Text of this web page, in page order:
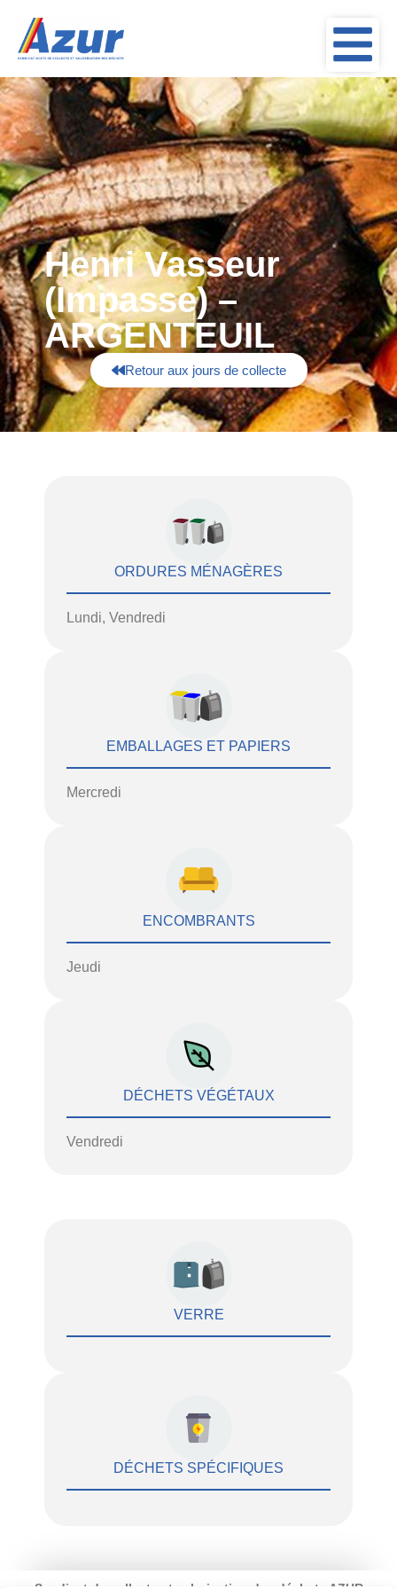
Retour aux jours de collecte
Henri Vasseur
(Impasse) –
ARGENTEUIL
ORDURES MÉNAGÈRES
Lundi, Vendredi
EMBALLAGES ET PAPIERS
Mercredi
ENCOMBRANTS
Jeudi
DÉCHETS VÉGÉTAUX
Vendredi
VERRE
DÉCHETS SPÉCIFIQUES